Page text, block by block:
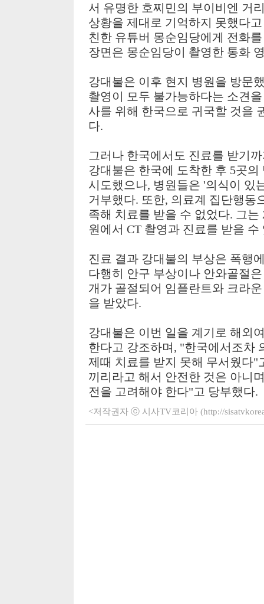
서 유명한 호찌민의 부이비엔 거
상황을 제대로 기억하지 못했다
친한 유튜버 몽순임당에게 전화
장면은 몽순임당이 촬영한 통화
강대불은 이후 현지 병원을 방문
촬영이 모두 불가능하다는 소견
사를 위해 한국으로 귀국할 것을
다.
그러나 한국에서도 진료를 받기
강대불은 한국에 도착한 후 5곳
시도했으나, 병원들은 '의식이 있
거부했다. 또한, 의료계 집단행동
족해 치료를 받을 수 없었다. 그
원에서 CT 촬영과 진료를 받을 수
진료 결과 강대불의 부상은 폭행
다행히 안구 부상이나 안와골절
개가 골절되어 임플란트와 크라
을 받았다.
강대불은 이번 일을 계기로 해외
한다고 강조하며, "한국에서조차
제때 치료를 받지 못해 무서웠다"
끼리라고 해서 안전한 것은 아니
전을 고려해야 한다"고 당부했다.
<저작권자 ⓒ 시사TV코리아 (http://